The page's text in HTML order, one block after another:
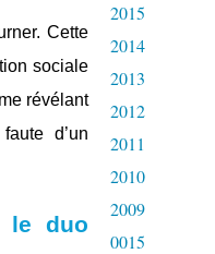
Cette
sociale
révélant
d’un
le duo
2015
2014
2013
2012
2011
2010
2009
0015